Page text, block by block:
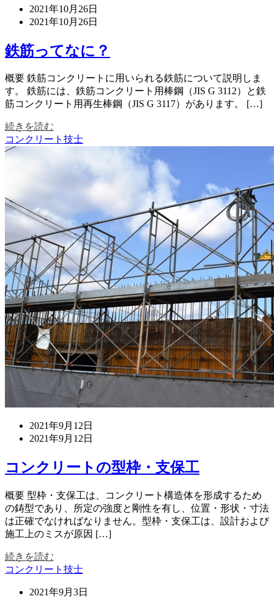
2021年10月26日
2021年10月26日
鉄筋ってなに？
概要 鉄筋コンクリートに用いられる鉄筋について説明しま
す。 鉄筋には、鉄筋コンクリート用棒鋼（JIS G 3112）と鉄
筋コンクリート用再生棒鋼（JIS G 3117）があります。 […]
続きを読む
コンクリート技士
2021年9月12日
2021年9月12日
コンクリートの型枠・支保工
概要 型枠・支保工は、コンクリート構造体を形成するため
の鋳型であり、所定の強度と剛性を有し、位置・形状・寸法
は正確でなければなりません。型枠・支保工は、設計および
施工上のミスが原因 […]
続きを読む
コンクリート技士
2021年9月3日